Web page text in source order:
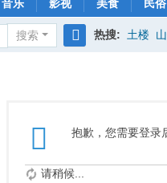
音乐 影视 美食 民俗
搜索 热搜: 土楼
抱歉，您需要登录
请稍候...